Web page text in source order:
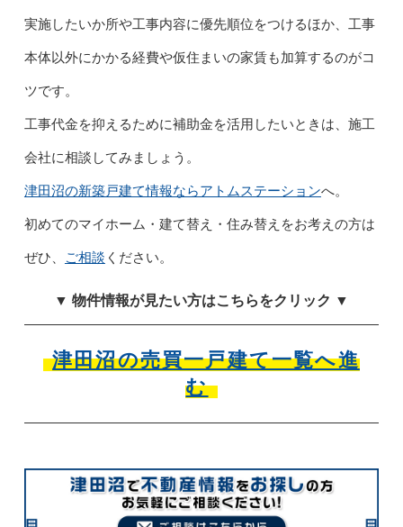
実施したいか所や工事内容に優先順位をつけるほか、工事
本体以外にかかる経費や仮住まいの家賃も加算するのがコ
ツです。
工事代金を抑えるために補助金を活用したいときは、施工
会社に相談してみましょう。
津田沼の新築戸建て情報ならアトムステーションへ。
初めてのマイホーム・建て替え・住み替えをお考えの方は
ぜひ、 ご相談 ください。
▼ 物件情報が見たい方はこちらをクリック ▼
津田沼の売買一戸建て一覧へ進
む